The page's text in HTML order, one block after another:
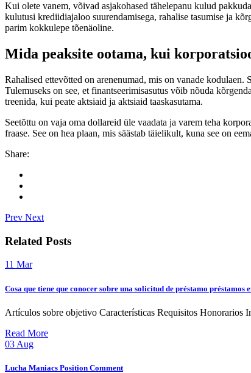
Kui olete vanem, võivad asjakohased tähelepanu kulud
kulutusi krediidiajaloo suurendamisega, rahalise tasumise ja
parim kokkulepe tõenäoline.
Mida peaksite ootama, kui
Rahalised ettevõtted on arenenumad, mis on vanade
Tulemuseks on see, et finantseerimisasutus võib nõuda
treenida, kui peate aktsiaid ja aktsiaid taaskasutama.
Seetõttu on vaja oma dollareid üle vaadata ja varem teha
fraase. See on hea plaan, mis säästab täielikult, kuna see on
Share:
Prev Next
Related Posts
11 Mar
Cosa que tiene que conocer sobre una solicitud de préstamo
Artículos sobre objetivo Características Requisitos Honorarios
Read More
03 Aug
Lucha Maniacs Position Comment